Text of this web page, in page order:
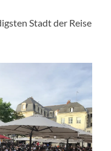
Stadt der Reise